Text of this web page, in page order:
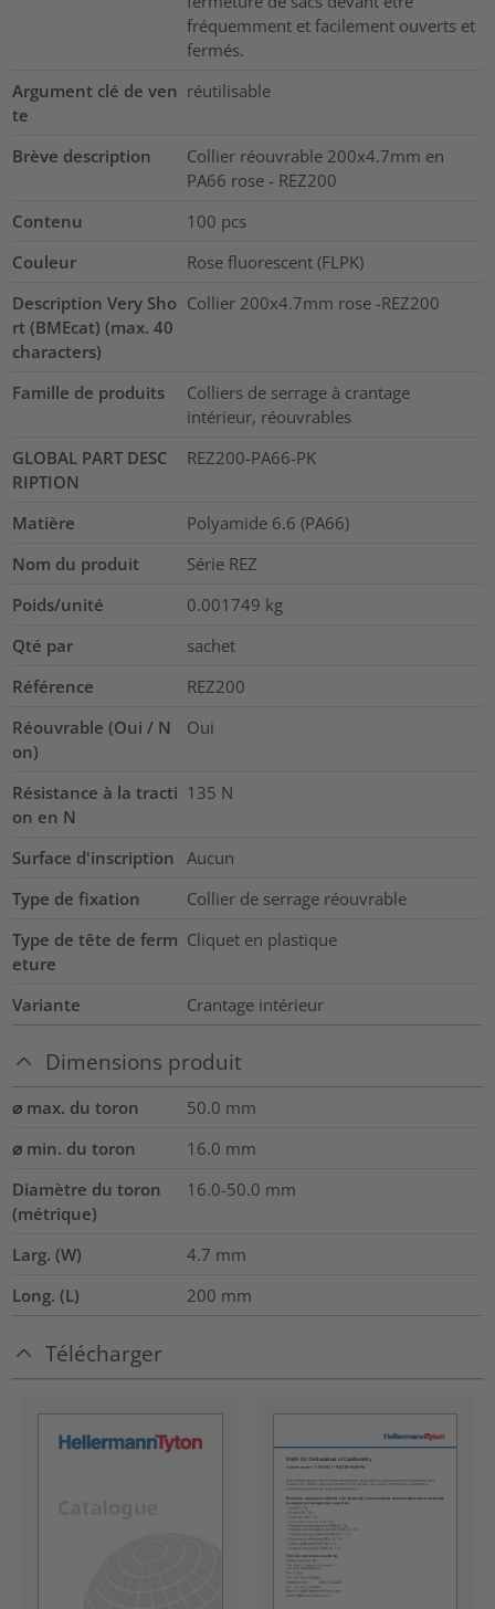
fréquemment et facilement ouverts et
fermés.
Argument clé de ven
te
réutilisable
Brève description
Collier réouvrable 200x4.7mm en
PA66 rose - REZ200
Contenu
100 pcs
Couleur
Rose fluorescent (FLPK)
Description Very Sho
rt (BMEcat) (max. 40
characters)
Collier 200x4.7mm rose -REZ200
Famille de produits
Colliers de serrage à crantage
intérieur, réouvrables
GLOBAL PART DESC
RIPTION
REZ200-PA66-PK
Matière
Polyamide 6.6 (PA66)
Nom du produit
Série REZ
Poids/unité
0.001749 kg
Qté par
sachet
Référence
REZ200
Réouvrable (Oui / N
on)
Oui
Résistance à la tracti
on en N
135 N
Surface d'inscription Aucun
Type de fixation
Collier de serrage réouvrable
Type de tête de ferm
eture
Cliquet en plastique
Variante Crantage intérieur
Dimensions produit
⌀ max. du toron 50.0 mm
⌀ min. du toron
16.0 mm
Diamètre du toron
(métrique)
16.0-50.0 mm
Larg. (W) 4.7 mm
Long. (L)
200 mm
Télécharger